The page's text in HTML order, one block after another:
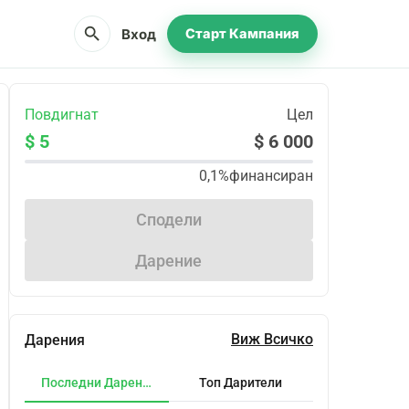
search Вход Старт Кампания
Повдигнат Цел
$ 5 $ 6 000
0,1%финансиран
Сподели
Дарение
Дарения Виж Всичко
Последни Дарения Топ Дарители